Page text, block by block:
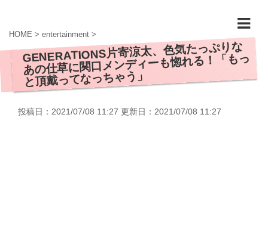
HOME > entertainment >
GENERATIONS片寄涼太、色気たっぷりな
あの仕草に関口メンディーも惚れる！「もっ
と頂戴ってなっちゃう」
投稿日：2021/07/08 11:27 更新日： 2021/07/08 11:27